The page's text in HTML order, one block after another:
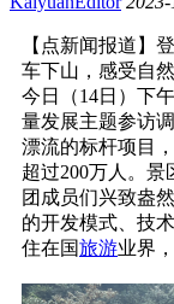
【点新闻报道】
车下山，感受自
今日（14日）下
量发展主题参访
漂流的标杆项目
超过200万人。
团成员们兴致盎
的开发模式、技
住在国旅游业界